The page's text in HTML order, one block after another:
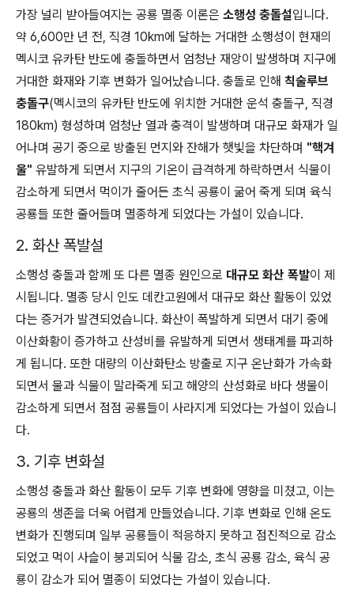
가장 널리 받아들여지는 공룡 멸종 이론은 소행성 충돌설입니다.
약 6,600만 년 전, 직경 10km에 달하는 거대한 소행성이 현재의
멕시코 유카탄 반도에 충돌하면서 엄청난 재앙이 발생하며 지구에
거대한 화재와 기후 변화가 일어났습니다. 충돌로 인해 칙술루브
충돌구(멕시코의 유카탄 반도에 위치한 거대한 운석 충돌구, 직경
180km) 형성하며 엄청난 열과 충격이 발생하며 대규모 화재가 일
어나며 공기 중으로 방출된 먼지와 잔해가 햇빛을 차단하며 "핵겨
울" 유발하게 되면서 지구의 기온이 급격하게 하락하면서 식물이
감소하게 되면서 먹이가 줄어든 초식 공룡이 굶어 죽게 되며 육식
공룡들 또한 줄어들며 멸종하게 되었다는 가설이 있습니다.
2. 화산 폭발설
소행성 충돌과 함께 또 다른 멸종 원인으로 대규모 화산 폭발이 제
시됩니다. 멸종 당시 인도 데칸고원에서 대규모 화산 활동이 있었
다는 증거가 발견되었습니다. 화산이 폭발하게 되면서 대기 중에
이산화황이 증가하고 산성비를 유발하게 되면서 생태계를 파괴하
게 됩니다. 또한 대량의 이산화탄소 방출로 지구 온난화가 가속화
되면서 물과 식물이 말라죽게 되고 해양의 산성화로 바다 생물이
감소하게 되면서 점점 공룡들이 사라지게 되었다는 가설이 있습니
다.
3. 기후 변화설
소행성 충돌과 화산 활동이 모두 기후 변화에 영향을 미쳤고, 이는
공룡의 생존을 더욱 어렵게 만들었습니다. 기후 변화로 인해 온도
변화가 진행되며 일부 공룡들이 적응하지 못하고 점진적으로 감소
되었고 먹이 사슬이 붕괴되어 식물 감소, 초식 공룡 감소, 육식 공
룡이 감소가 되어 멸종이 되었다는 가설이 있습니다.